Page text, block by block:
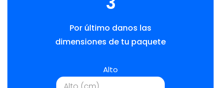
Por último danos las
dimensiones de tu paquete
Alto